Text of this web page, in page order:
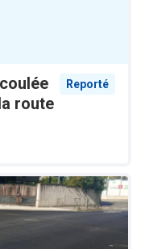
route
Reporté